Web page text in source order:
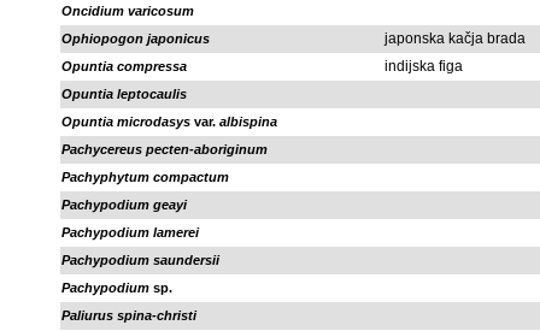
Oncidium varicosum
Ophiopogon japonicus
japonska kačja brada
Opuntia compressa indijska figa
Opuntia leptocaulis
Opuntia microdasys var. albispina
Pachycereus pecten-aboriginum
Pachyphytum compactum
Pachypodium geayi
Pachypodium lamerei
Pachypodium saundersii
Pachypodium sp.
Paliurus spina-christi